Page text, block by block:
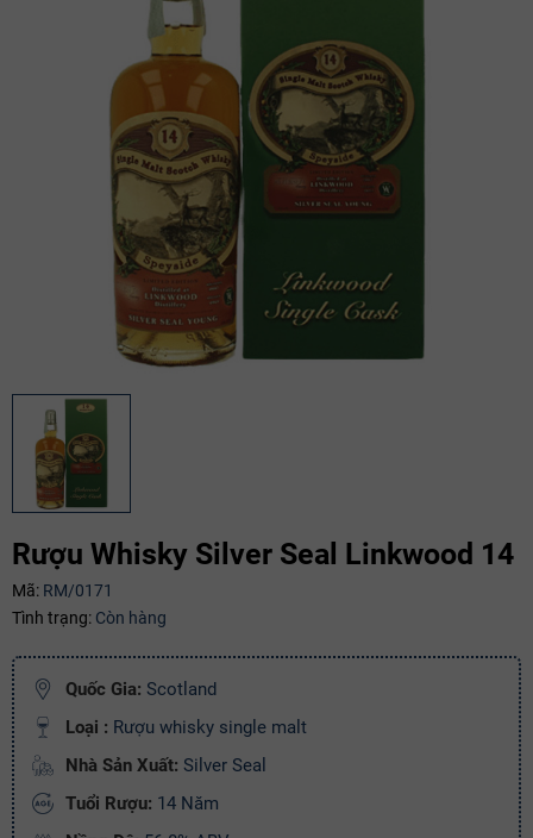
Rượu Whisky Silver Seal Linkwood 14
Mã: RM/0171
Tình trạng: Còn hàng
Quốc Gia: Scotland
Loại : Rượu whisky single malt
Nhà Sản Xuất: Silver Seal
Tuổi Rượu: 14 Năm
Mã giảm giá:
Ngày hết hạn:
Copy mã và nhập mã ở trang THANH TOÁNbạn nhé!